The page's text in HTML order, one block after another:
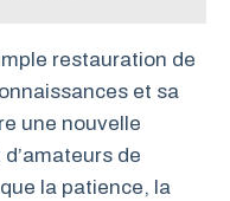
restauration de
et sa
une nouvelle
de
la patience, la